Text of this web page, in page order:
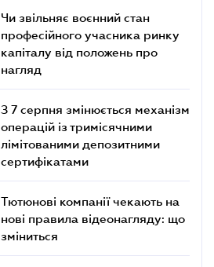
Чи звільняє воєнний стан
професійного учасника ринку
капіталу від положень про
нагляд
З 7 серпня змінюється механізм
операцій із тримісячними
лімітованими депозитними
сертифікатами
Тютюнові компанії чекають на
нові правила відеонагляду: що
зміниться